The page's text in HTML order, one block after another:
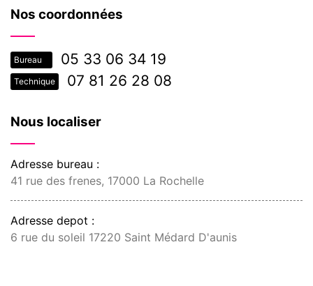
Nos coordonnées
Bureau 05 33 06 34 19
Technique 07 81 26 28 08
Nous localiser
Adresse bureau :
41 rue des frenes, 17000 La Rochelle
Adresse depot :
6 rue du soleil 17220 Saint Médard D'aunis